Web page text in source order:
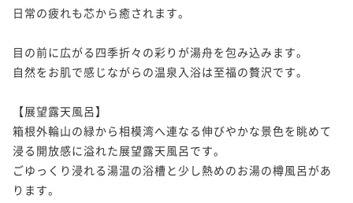
日常の疲れも芯から癒されます。
目の前に広がる四季折々の彩りが湯舟を包み込みます。
自然をお肌で感じながらの温泉入浴は至福の贅沢です。
【展望露天風呂】
箱根外輪山の緑から相模湾へ連なる伸びやかな景色を眺めて
浸る開放感に溢れた展望露天風呂です。
ごゆっくり浸れる湯温の浴槽と少し熱めのお湯の樽風呂があ
ります。